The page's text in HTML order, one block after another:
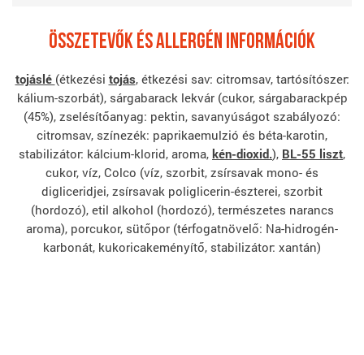
ÖSSZETEVőK ÉS ALLERGÉN INFORMÁCIÓK
tojáslé (étkezési tojás, étkezési sav: citromsav, tartósítószer:
kálium-szorbát), sárgabarack lekvár (cukor, sárgabarackpép
(45%), zselésítőanyag: pektin, savanyúságot szabályozó:
citromsav, színezék: paprikaemulzió és béta-karotin,
stabilizátor: kálcium-klorid, aroma, kén-dioxid.), BL-55 liszt,
cukor, víz, Colco (víz, szorbit, zsírsavak mono- és
digliceridjei, zsírsavak poliglicerin-észterei, szorbit
(hordozó), etil alkohol (hordozó), természetes narancs
aroma), porcukor, sütőpor (térfogatnövelő: Na-hidrogén-
karbonát, kukoricakeményítő, stabilizátor: xantán)